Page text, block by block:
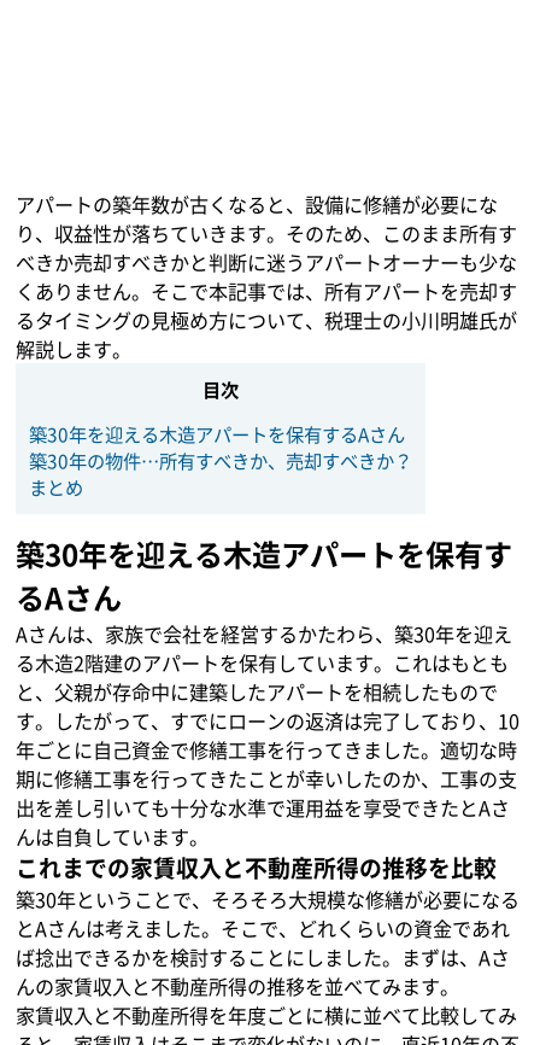
アパートの築年数が古くなると、設備に修繕が必要にな
り、収益性が落ちていきます。そのため、このまま所有す
べきか売却すべきかと判断に迷うアパートオーナーも少な
くありません。そこで本記事では、所有アパートを売却す
るタイミングの見極め方について、税理士の小川明雄氏が
解説します。
目次
築30年を迎える木造アパートを保有するAさん
築30年の物件…所有すべきか、売却すべきか？
まとめ
築30年を迎える木造アパートを保有す
るAさん
Aさんは、家族で会社を経営するかたわら、築30年を迎え
る木造2階建のアパートを保有しています。これはもとも
と、父親が存命中に建築したアパートを相続したもので
す。したがって、すでにローンの返済は完了しており、10
年ごとに自己資金で修繕工事を行ってきました。適切な時
期に修繕工事を行ってきたことが幸いしたのか、工事の支
出を差し引いても十分な水準で運用益を享受できたとAさ
んは自負しています。
これまでの家賃収入と不動産所得の推移を比較
築30年ということで、そろそろ大規模な修繕が必要になる
とAさんは考えました。そこで、どれくらいの資金であれ
ば捻出できるかを検討することにしました。まずは、Aさ
んの家賃収入と不動産所得の推移を並べてみます。
家賃収入と不動産所得を年度ごとに横に並べて比較してみ